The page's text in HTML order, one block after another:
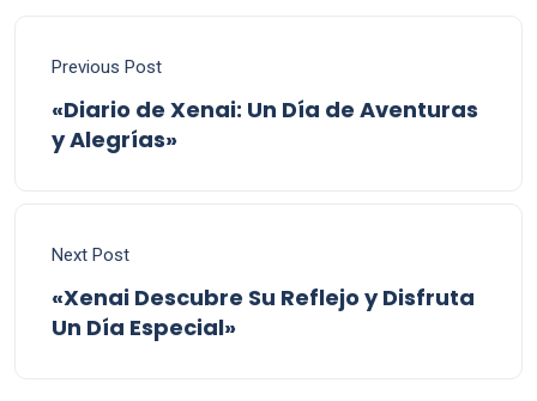
Previous Post
«Diario de Xenai: Un Día de Aventuras
y Alegrías»
Next Post
«Xenai Descubre Su Reflejo y Disfruta
Un Día Especial»